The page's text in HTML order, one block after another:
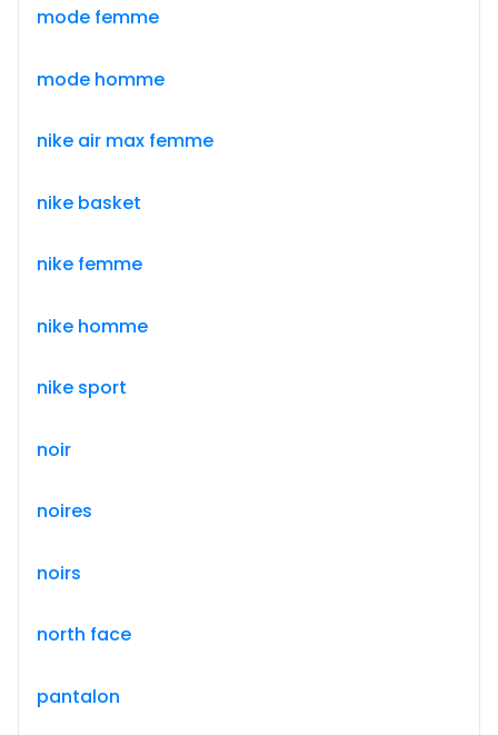
mode femme
mode homme
nike air max femme
nike basket
nike femme
nike homme
nike sport
noir
noires
noirs
north face
pantalon